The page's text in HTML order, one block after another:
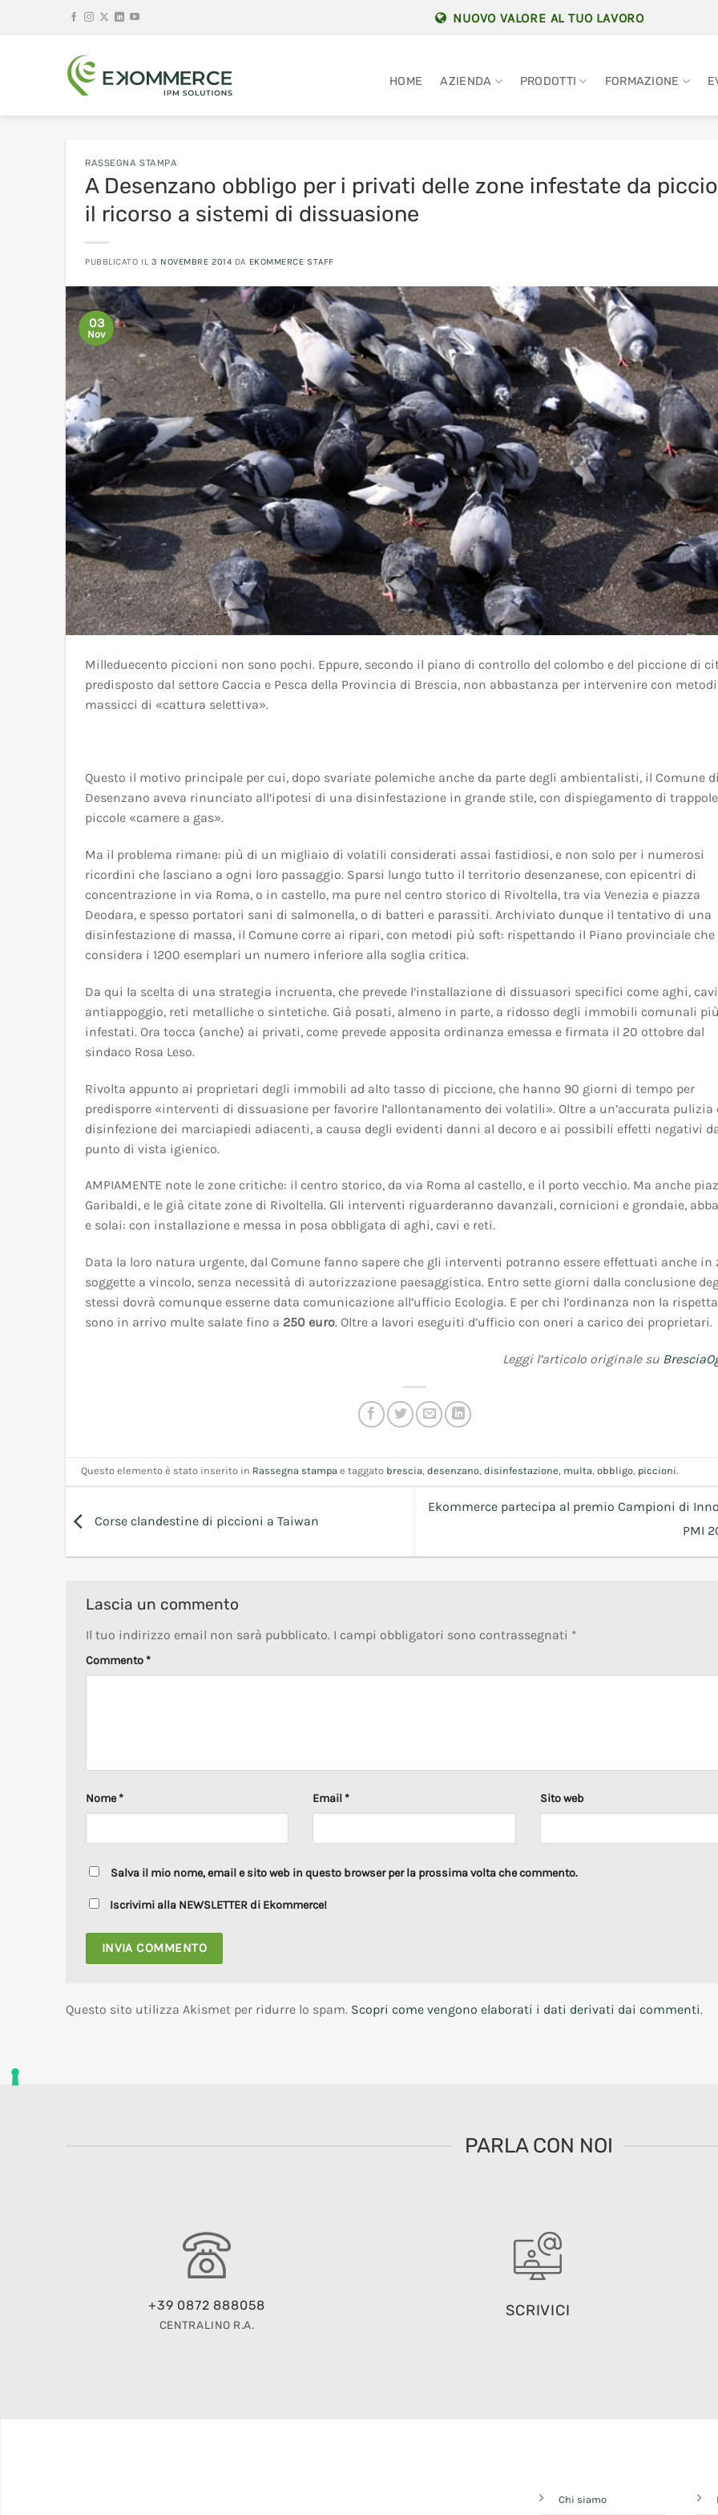
NUOVO VALORE AL TUO LAVORO
HOME AZIENDA PRODOTTI FORMAZIONE
RASSEGNA STAMPA
A Desenzano obbligo per i privati delle zone infestate da
il ricorso a sistemi di dissuasione
PUBBLICATO IL 3 NOVEMBRE 2014 DA EKOMMERCE STAFF
03
Nov
Milleduecento piccioni non sono pochi. Eppure, secondo il piano di controllo del colombo e del piccione di
predisposto dal settore Caccia e Pesca della Provincia di Brescia, non abbastanza per intervenire con metodi
massicci di «cattura selettiva».
Questo il motivo principale per cui, dopo svariate polemiche anche da parte degli ambientalisti, il Comune di
Desenzano aveva rinunciato all’ipotesi di una disinfestazione in grande stile, con dispiegamento di
piccole «camere a gas».
Ma il problema rimane: più di un migliaio di volatili considerati assai fastidiosi, e non solo per i numerosi
ricordini che lasciano a ogni loro passaggio. Sparsi lungo tutto il territorio desenzanese, con epicentri di
concentrazione in via Roma, o in castello, ma pure nel centro storico di Rivoltella, tra via Venezia e piazza
Deodara, e spesso portatori sani di salmonella, o di batteri e parassiti. Archiviato dunque il tentativo di una
disinfestazione di massa, il Comune corre ai ripari, con metodi più soft: rispettando il Piano provinciale che
considera i 1200 esemplari un numero inferiore alla soglia critica.
Da qui la scelta di una strategia incruenta, che prevede l’installazione di dissuasori specifici come aghi, cavi
antiappoggio, reti metalliche o sintetiche. Già posati, almeno in parte, a ridosso degli immobili comunali più
infestati. Ora tocca (anche) ai privati, come prevede apposita ordinanza emessa e firmata il 20 ottobre dal
sindaco Rosa Leso.
Rivolta appunto ai proprietari degli immobili ad alto tasso di piccione, che hanno 90 giorni di tempo per
predisporre «interventi di dissuasione per favorire l’allontanamento dei volatili». Oltre a un’accurata pulizia
disinfezione dei marciapiedi adiacenti, a causa degli evidenti danni al decoro e ai possibili effetti negativi
punto di vista igienico.
AMPIAMENTE note le zone critiche: il centro storico, da via Roma al castello, e il porto vecchio. Ma anche
Garibaldi, e le già citate zone di Rivoltella. Gli interventi riguarderanno davanzali, cornicioni e grondaie,
e solai: con installazione e messa in posa obbligata di aghi, cavi e reti.
Data la loro natura urgente, dal Comune fanno sapere che gli interventi potranno essere effettuati anche in
soggette a vincolo, senza necessità di autorizzazione paesaggistica. Entro sette giorni dalla conclusione
stessi dovrà comunque esserne data comunicazione all’ufficio Ecologia. E per chi l’ordinanza non la rispetta
sono in arrivo multe salate fino a 250 euro. Oltre a lavori eseguiti d’ufficio con oneri a carico dei proprietari.
Leggi l’articolo originale su
Questo elemento è stato inserito in Rassegna stampa e taggato brescia,desenzano,disinfestazione, multa,obbligo, piccioni.
Corse clandestine di piccioni a Taiwan
Ekommerce partecipa al premio Campioni di
PMI
Lascia un commento
Il tuo indirizzo email non sarà pubblicato. I campi obbligatori sono contrassegnati *
Commento *
Nome* Email * Sito web
Salva il mio nome, email e sito web in questo browser per la prossima volta che commento.
Iscrivimi alla NEWSLETTER di Ekommerce!
Questo sito utilizza Akismet per ridurre lo spam. Scopri come vengono elaborati i dati derivati dai commenti.
PARLA CON NOI
+39 0872 888058
CENTRALINO R.A.
SCRIVICI
Chi siamo